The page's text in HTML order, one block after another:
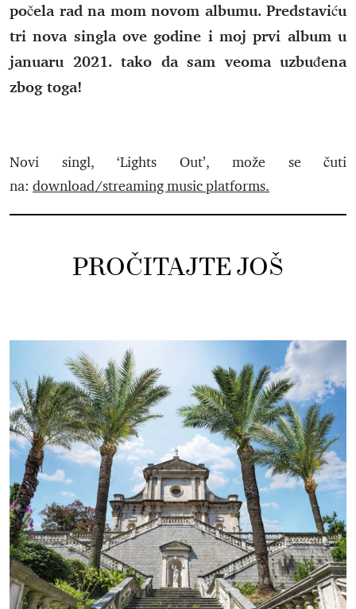
počela rad na mom novom albumu. Predstaviću
tri nova singla ove godine i moj prvi album u
januaru 2021. tako da sam veoma uzbuđena
zbog toga!
Novi singl, ‘Lights Out’, može se čuti
na: download/streaming music platforms.
PROČITAJTE JOŠ